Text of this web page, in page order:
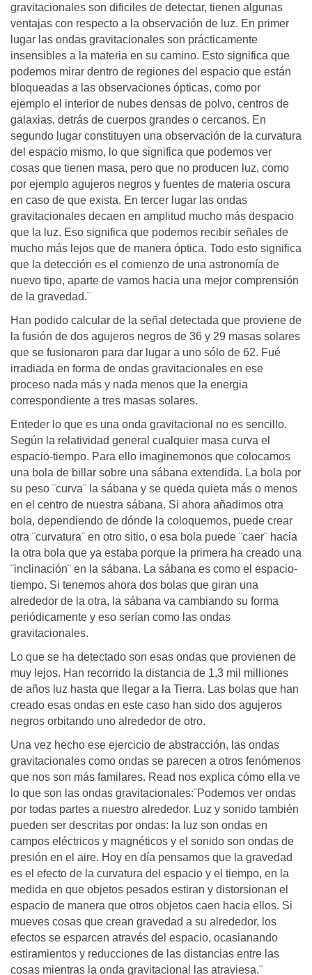
gravitacionales son dificiles de detectar, tienen algunas
ventajas con respecto a la observación de luz. En primer
lugar las ondas gravitacionales son prácticamente
insensibles a la materia en su camino. Esto significa que
podemos mirar dentro de regiones del espacio que están
bloqueadas a las observaciones ópticas, como por
ejemplo el interior de nubes densas de polvo, centros de
galaxias, detrás de cuerpos grandes o cercanos. En
segundo lugar constituyen una observación de la curvatura
del espacio mismo, lo que significa que podemos ver
cosas que tienen masa, pero que no producen luz, como
por ejemplo agujeros negros y fuentes de materia oscura
en caso de que exista. En tercer lugar las ondas
gravitacionales decaen en amplitud mucho más despacio
que la luz. Eso significa que podemos recibir señales de
mucho más lejos que de manera óptica. Todo esto significa
que la detección es el comienzo de una astronomía de
nuevo tipo, aparte de vamos hacia una mejor comprensión
de la gravedad.¨
Han podido calcular de la señal detectada que proviene de
la fusión de dos agujeros negros de 36 y 29 masas solares
que se fusionaron para dar lugar a uno sólo de 62. Fué
irradiada en forma de ondas gravitacionales en ese
proceso nada más y nada menos que la energia
correspondiente a tres masas solares.
Enteder lo que es una onda gravitacional no es sencillo.
Según la relatividad general cualquier masa curva el
espacio-tiempo. Para ello imaginemonos que colocamos
una bola de billar sobre una sábana extendida. La bola por
su peso ¨curva¨ la sábana y se queda quieta más o menos
en el centro de nuestra sábana. Si ahora añadimos otra
bola, dependiendo de dónde la coloquemos, puede crear
otra ¨curvatura¨ en otro sitio, o esa bola puede ¨caer¨ hacia
la otra bola que ya estaba porque la primera ha creado una
¨inclinación¨ en la sábana. La sábana es como el espacio-
tiempo. Si tenemos ahora dos bolas que giran una
alrededor de la otra, la sábana va cambiando su forma
periódicamente y eso serían como las ondas
gravitacionales.
Lo que se ha detectado son esas ondas que provienen de
muy lejos. Han recorrido la distancia de 1,3 mil milliones
de años luz hasta que llegar a la Tierra. Las bolas que han
creado esas ondas en este caso han sido dos agujeros
negros orbitando uno alrededor de otro.
Una vez hecho ese ejercicio de abstracción, las ondas
gravitacionales como ondas se parecen a otros fenómenos
que nos son más familares. Read nos explica cómo ella ve
lo que son las ondas gravitacionales:¨Podemos ver ondas
por todas partes a nuestro alrededor. Luz y sonido también
pueden ser descritas por ondas: la luz son ondas en
campos eléctricos y magnéticos y el sonido son ondas de
presión en el aire. Hoy en día pensamos que la gravedad
es el efecto de la curvatura del espacio y el tiempo, en la
medida en que objetos pesados estiran y distorsionan el
espacio de manera que otros objetos caen hacia ellos. Si
mueves cosas que crean gravedad a su alrededor, los
efectos se esparcen através del espacio, ocasianando
estiramientos y reducciones de las distancias entre las
cosas mientras la onda gravitacional las atraviesa.¨